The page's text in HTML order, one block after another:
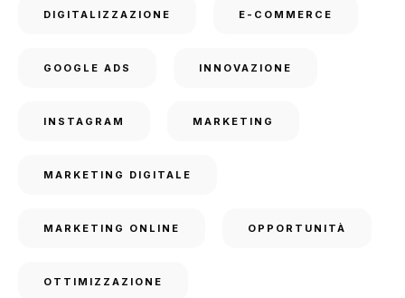
DIGITALIZZAZIONE E-COMMERCE
GOOGLE ADS INNOVAZIONE
INSTAGRAM MARKETING
MARKETING DIGITALE
MARKETING ONLINE OPPORTUNITÀ
OTTIMIZZAZIONE